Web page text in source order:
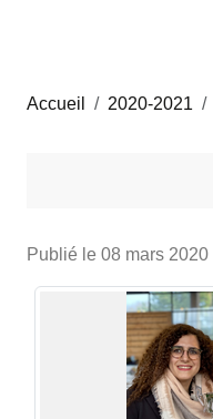
Accueil 2020-2021
Publié le 08 mars 2020